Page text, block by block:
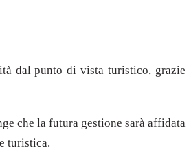
dal punto di vista turistico, grazie
che la futura gestione sarà affidata
turistica.